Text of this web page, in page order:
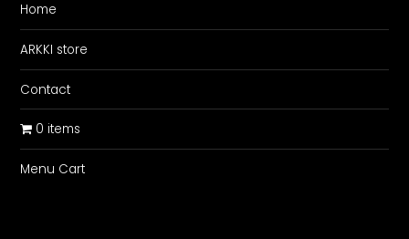
Home
ARKKI store
Contact
0 items
Menu Cart